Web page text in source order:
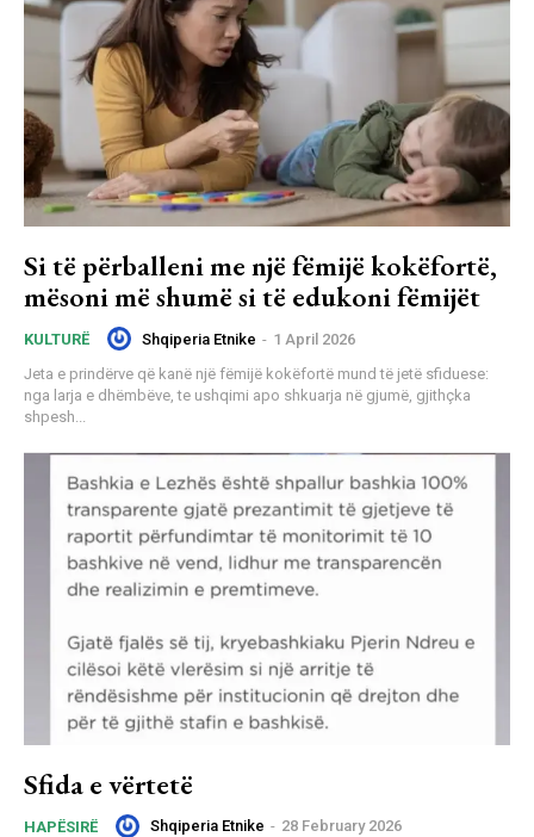
Si të përballeni me një fëmijë kokëfortë,
mësoni më shumë si të edukoni fëmijët
KULTURË Shqiperia Etnike - 1 April 2026
Jeta e prindërve që kanë një fëmijë kokëfortë mund të jetë sfiduese:
nga larja e dhëmbëve, te ushqimi apo shkuarja në gjumë, gjithçka
shpesh...
Sfida e vërtetë
HAPËSIRË Shqiperia Etnike - 28 February 2026